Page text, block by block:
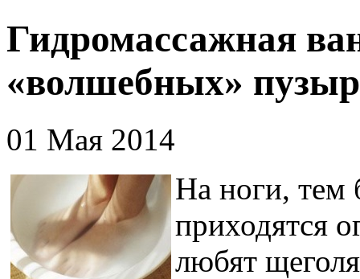
Гидромассажная
«волшебных»
01 Мая 2014
На ноги, тем
приходятся
любят